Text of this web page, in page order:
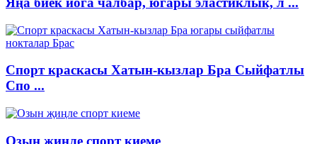
Спорт краскасы Хатын-кызлар Бра Сыйфатлы
Спо ...
Озын җиңле спорт киеме